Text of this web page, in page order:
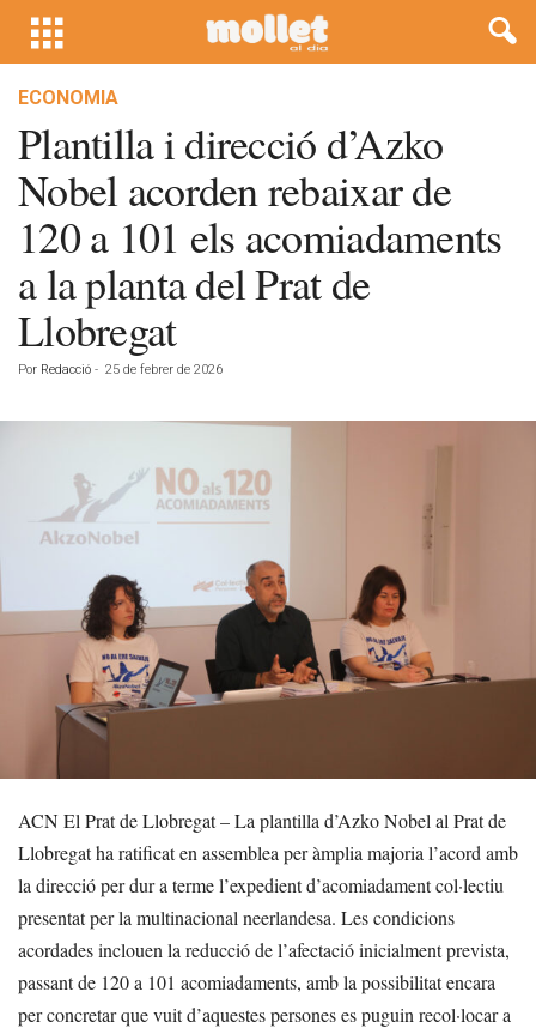
ECONOMIA
Plantilla i direcció d’Azko
Nobel acorden rebaixar de
120 a 101 els acomiadaments
a la planta del Prat de
Llobregat
Por Redacció - 25 de febrer de 2026
ACN El Prat de Llobregat – La plantilla d’Azko Nobel al Prat de
Llobregat ha ratificat en assemblea per àmplia majoria l’acord amb
la direcció per dur a terme l’expedient d’acomiadament col·lectiu
presentat per la multinacional neerlandesa. Les condicions
acordades inclouen la reducció de l’afectació inicialment prevista,
passant de 120 a 101 acomiadaments, amb la possibilitat encara
per concretar que vuit d’aquestes persones es puguin recol·locar a